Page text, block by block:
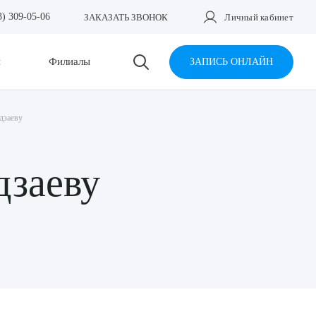
309-05-06 ЗАКАЗАТЬ ЗВОНОК Личный кабинет
Филиалы ЗАПИСЬ ОНЛАЙН